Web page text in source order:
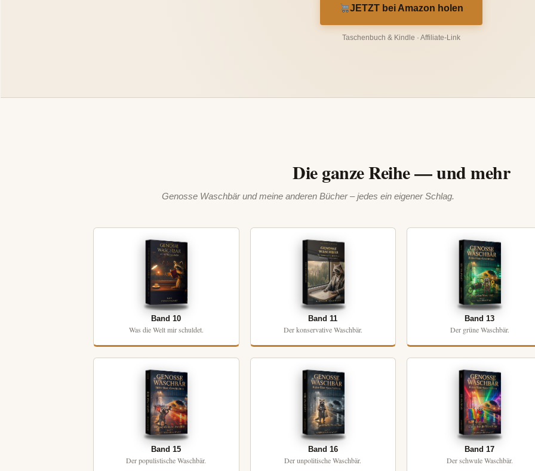
JETZT bei Amazon holen
Taschenbuch & Kindle · Affiliate-Link
Die ganze Reihe — und mehr
Genosse Waschbär und meine anderen Bücher – jedes ein eigener Schlag.
Band 10
Was die Welt mir schuldet.
Band 11
Der konservative Waschbär.
Band 13
Der grüne Waschbär.
Band 15
Der populistische Waschbär.
Band 16
Der unpolitische Waschbär.
Band 17
Der schwule Waschbär.